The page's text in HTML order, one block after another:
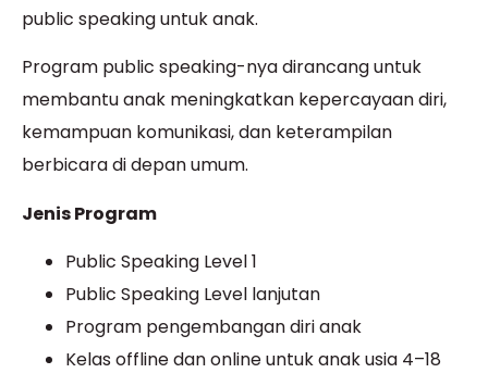
public speaking untuk anak.
Program public speaking-nya dirancang untuk
membantu anak meningkatkan kepercayaan diri,
kemampuan komunikasi, dan keterampilan
berbicara di depan umum.
Jenis Program
Public Speaking Level 1
Public Speaking Level lanjutan
Program pengembangan diri anak
Kelas offline dan online untuk anak usia 4–18